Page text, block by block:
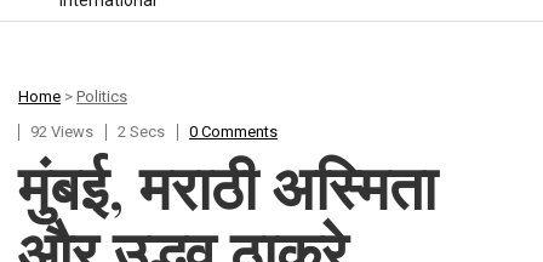
Home > Politics
92 Views
2 Secs 0 Comments
मुंबई, मराठी अस्मिता